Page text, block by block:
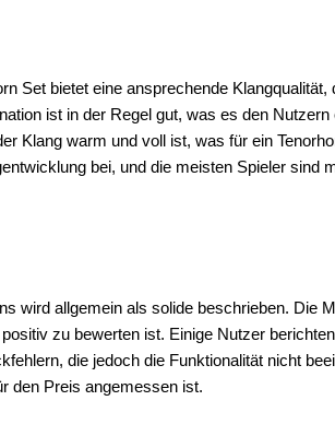
Set bietet eine ansprechende
ist in der Regel gut, was es den
Klang warm und voll ist, was für ein
bei, und die meisten Spieler sind
wird allgemein als solide beschrieben. Die
zu bewerten ist. Einige Nutzer
die jedoch die Funktionalität nicht
den Preis angemessen ist.